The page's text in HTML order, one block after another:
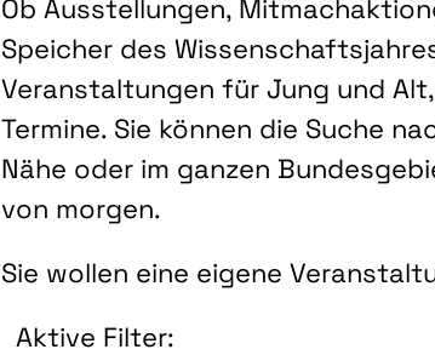
Ob Ausstellungen,
Speicher des
Veranstaltungen für Jung und
Termine. Sie können die Suche
Nähe oder im ganzen
von morgen.
Sie wollen eine eigene
Aktive Filter: